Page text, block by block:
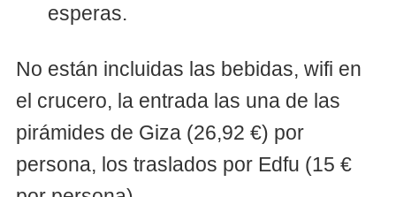
esperas.
No están incluidas las bebidas, wifi en
el crucero, la entrada las una de las
pirámides de Giza (26,92 €) por
persona, los traslados por Edfu (15 €